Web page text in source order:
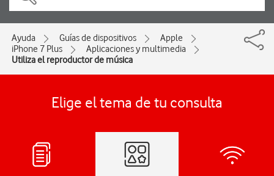
Ayuda Guías de dispositivos
Apple
iPhone 7 Plus
Aplicaciones y multimedia
Utiliza el reproductor de música
Elige el tema de tu consulta